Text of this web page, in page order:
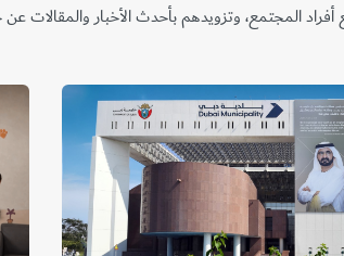
المجتمع، وتزويدهم بأحدث الأخبار